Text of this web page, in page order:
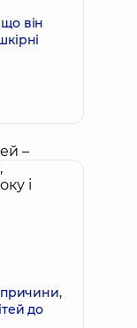
він
причини,
до